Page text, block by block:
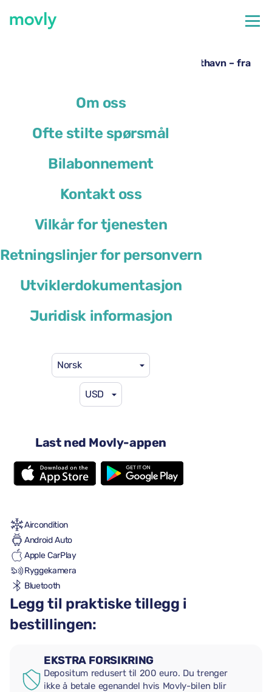
Om oss
Ofte stilte spørsmål
Bilabonnement
Kontakt oss
Vilkår for tjenesten
Retningslinjer for personvern
Utviklerdokumentasjon
Juridisk informasjon
Norsk
USD
Last ned Movly-appen
Leie av Toyota Yaris Cross på Bologna lufthavn – fra
Toyota Yaris Cross
Automatisk transmisjon
5 seter
Én stor koffert
Aircondition
Android Auto
Apple CarPlay
Ryggekamera
Bluetooth
Legg til praktiske tillegg i
bestillingen:
EKSTRA FORSIKRING
Depositum redusert til 200 euro. Du trenger
ikke å betale egenandel hvis Movly-bilen blir